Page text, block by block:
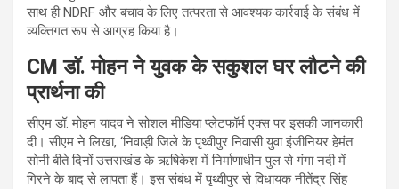
साथ ही NDRF और बचाव के लिए तत्परता से आवश्यक कार्रवाई के संबंध में
व्यक्तिगत रूप से आग्रह किया है।
CM डॉ. मोहन ने युवक के सकुशल घर लौटने की
प्रार्थना की
सीएम डॉ. मोहन यादव ने सोशल मीडिया प्लेटफॉर्म एक्स पर इसकी जानकारी
दी। सीएम ने लिखा, ‘निवाड़ी जिले के पृथ्वीपुर निवासी युवा इंजीनियर हेमंत
सोनी बीते दिनों उत्तराखंड के ऋषिकेश में निर्माणाधीन पुल से गंगा नदी में
गिरने के बाद से लापता हैं। इस संबंध में पृथ्वीपुर से विधायक नीतेंद्र सिंह